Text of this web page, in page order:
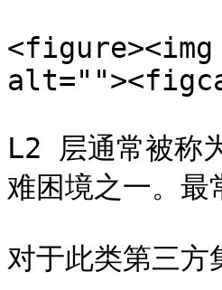
L2 层通常被称
难困境之一。最
对于此类第三方